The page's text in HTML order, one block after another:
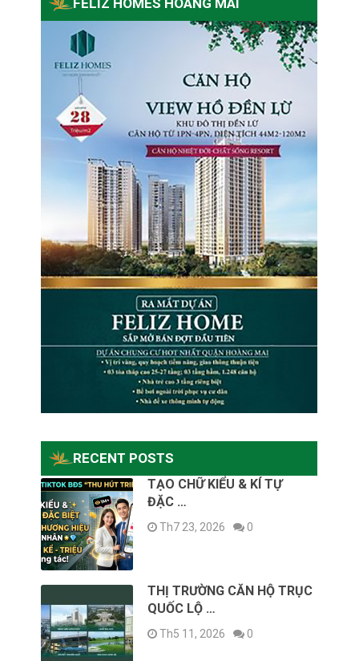
RECENT POSTS
TẠO CHỮ KIỂU & KÍ TỰ
ĐẶC …
Th7 23, 2026 0
THỊ TRƯỜNG CĂN HỘ TRỤC
QUỐC LỘ …
Th5 11, 2026 0